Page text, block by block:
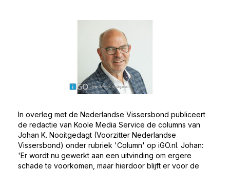
In overleg met de Nederlandse Vissersbond publiceert
de redactie van Koole Media Service de columns van
Johan K. Nooitgedagt (Voorzitter Nederlandse
Vissersbond) onder rubriek 'Column' op iGO.nl. Johan:
'Er wordt nu gewerkt aan een uitvinding om ergere
schade te voorkomen, maar hierdoor blijft er voor de